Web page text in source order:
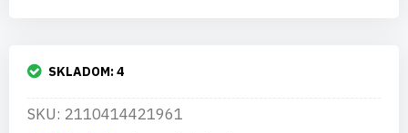
SKLADOM:4
SKU: 2110414421961